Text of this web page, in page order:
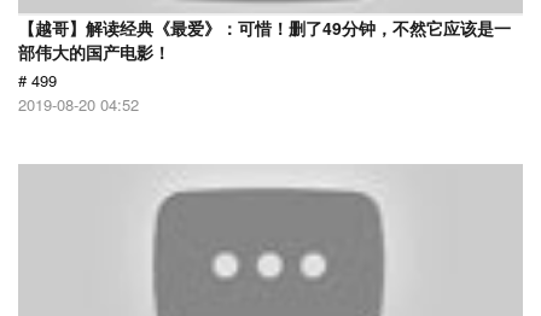
【越哥】解读经典《最爱》：可惜！删了49分钟，不然它应该是一
部伟大的国产电影！
# 499
2019-08-20 04:52